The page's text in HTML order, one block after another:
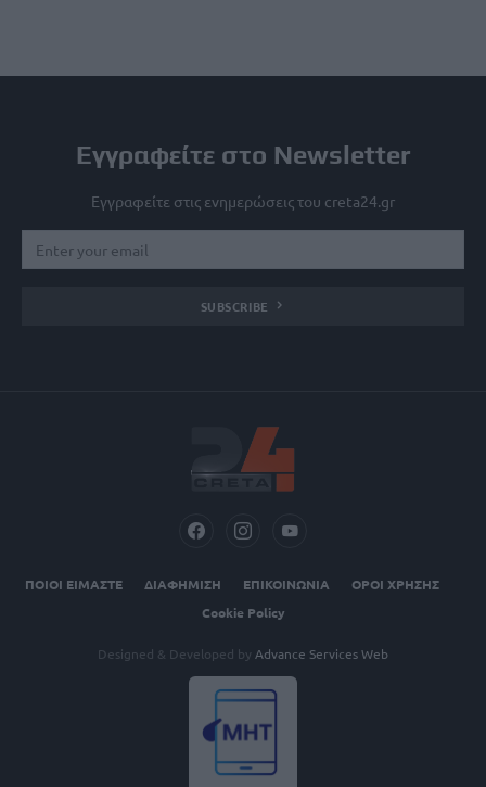
Εγγραφείτε στο Newsletter
Εγγραφείτε στις ενημερώσεις του creta24.gr
SUBSCRIBE
ΠΟΙΟΙ ΕΙΜΑΣΤΕ ΔΙΑΦΗΜΙΣΗ ΕΠΙΚΟΙΝΩΝΙΑ
ΟΡΟΙ ΧΡΗΣΗΣ
Cookie Policy
Designed & Developed by Advance Services Web